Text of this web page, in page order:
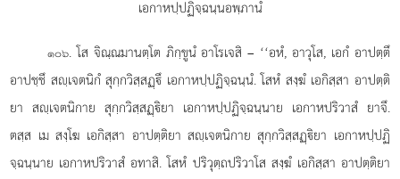
เอกาหปฺปฏิจฺฉนฺนอพฺภานํ
๑๐๖. โส จิณฺณมานตฺโต ภิกฺขูนํ อาโรเจสิ – ‘‘อหํ, อาวุโส, เอกํ อาปตฺตึ
อาปชฺชึ สฺเจตนิกํ สุกฺกวิสฺสฏฺึ เอกาหปฺปฏิจฺฉนฺนํ. โสหํ สงฺฆํ เอกิสฺสา อาปตฺติ
ยา สฺเจตนิกาย สุกฺกวิสฺสฏฺิยา เอกาหปฺปฏิจฺฉนฺนาย เอกาหปริวาสํ ยาจึ.
ตสฺส เม สงฺโฆ เอกิสฺสา อาปตฺติยา สฺเจตนิกาย สุกฺกวิสฺสฏฺิยา เอกาหปฺปฏิ
จฺฉนฺนาย เอกาหปริวาสํ อทาสิ. โสหํ ปริวุตฺถปริวาโส สงฺฆํ เอกิสฺสา อาปตฺติยา